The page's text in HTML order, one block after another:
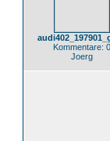
Kommentare: 0
Joerg